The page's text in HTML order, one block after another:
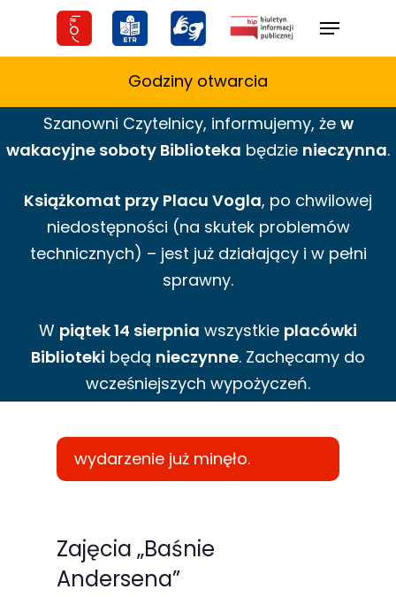
Menu
Godziny otwarcia
Szanowni Czytelnicy, informujemy, że w
wakacyjne soboty Biblioteka będzie nieczynna.
Książkomat przy Placu Vogla, po chwilowej
niedostępności (na skutek problemów
technicznych) – jest już działający i w pełni
sprawny.
W piątek 14 sierpnia wszystkie placówki
Biblioteki będą nieczynne. Zachęcamy do
wcześniejszych wypożyczeń.
wydarzenie już minęło.
Zajęcia „Baśnie
Andersena”
Te pliki cookie
nie są
opcjonalne. Są